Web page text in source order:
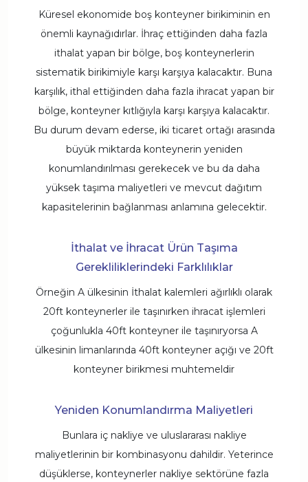
Küresel ekonomide boş konteyner birikiminin en
önemli kaynağıdırlar. İhraç ettiğinden daha fazla
ithalat yapan bir bölge, boş konteynerlerin
sistematik birikimiyle karşı karşıya kalacaktır. Buna
karşılık, ithal ettiğinden daha fazla ihracat yapan bir
bölge, konteyner kıtlığıyla karşı karşıya kalacaktır.
Bu durum devam ederse, iki ticaret ortağı arasında
büyük miktarda konteynerin yeniden
konumlandırılması gerekecek ve bu da daha
yüksek taşıma maliyetleri ve mevcut dağıtım
kapasitelerinin bağlanması anlamına gelecektir.
İthalat ve İhracat Ürün Taşıma
Gerekliliklerindeki Farklılıklar
Örneğin A ülkesinin İthalat kalemleri ağırlıklı olarak
20ft konteynerler ile taşınırken ihracat işlemleri
çoğunlukla 40ft konteyner ile taşınıryorsa A
ülkesinin limanlarında 40ft konteyner açığı ve 20ft
konteyner birikmesi muhtemeldir
Yeniden Konumlandırma Maliyetleri
Bunlara iç nakliye ve uluslararası nakliye
maliyetlerinin bir kombinasyonu dahildir. Yeterince
düşüklerse, konteynerler nakliye sektörüne fazla